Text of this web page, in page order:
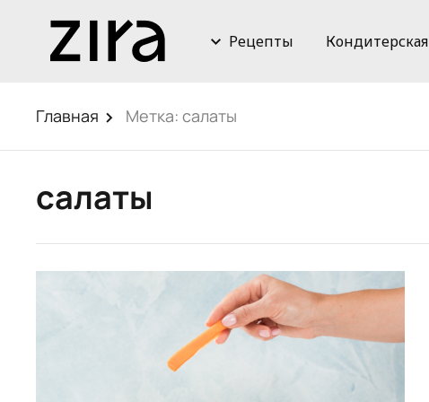
Рецепты Кондитерская
Главная Метка: салаты
салаты